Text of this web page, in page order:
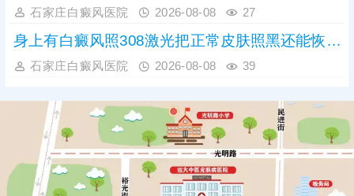
石家庄白癜风医院 2026-08-08 27
身上有白癜风照308激光把正常皮肤照黑还能恢复吗
石家庄白癜风医院 2026-08-08 39